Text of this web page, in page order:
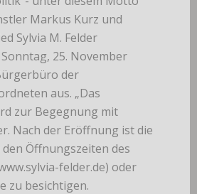
Markus Kurz und
Sylvia M. Felder
25. November
der
aus. „Das
zur Begegnung mit
Nach der Eröffnung ist die
Öffnungszeiten des
felder.de) oder
zu besichtigen.